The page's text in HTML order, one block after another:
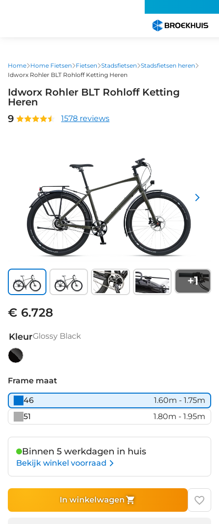
gaan
Home Home Fietsen Fietsen Stadsfietsen Stadsfietsen heren
Idworx Rohler BLT Rohloff Ketting Heren
Idworx Rohler BLT Rohloff Ketting
Heren
9
1578 reviews
+1
€ 6.728
KleurGlossy Black
Black
Frame maat
46
1.60m - 1.75m
51
1.80m - 1.95m
Binnen 5 werkdagen in huis
Bekijk winkel voorraad
In winkelwagen